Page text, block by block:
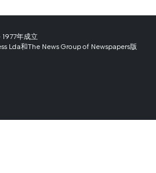
年成立
Lda和The News Group of Newspapers版